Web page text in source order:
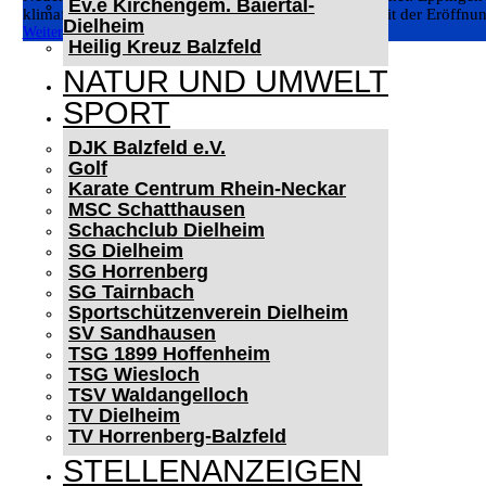
Ev.e Kirchengem. Baiertal-
Dielheim
Heilig Kreuz Balzfeld
NATUR UND UMWELT
SPORT
DJK Balzfeld e.V.
Golf
Karate Centrum Rhein-Neckar
MSC Schatthausen
Schachclub Dielheim
SG Dielheim
SG Horrenberg
SG Tairnbach
Sportschützenverein Dielheim
SV Sandhausen
TSG 1899 Hoffenheim
TSG Wiesloch
TSV Waldangelloch
TV Dielheim
TV Horrenberg-Balzfeld
STELLENANZEIGEN
klimafreundliche und zukunftsfähige Mobilität um. Mit der
Weiterlesen